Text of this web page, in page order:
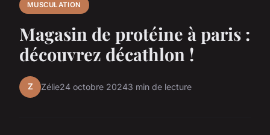
MUSCULATION
Magasin de protéine à paris :
découvrez décathlon !
Z Zélie24 octobre 20243 min de lecture